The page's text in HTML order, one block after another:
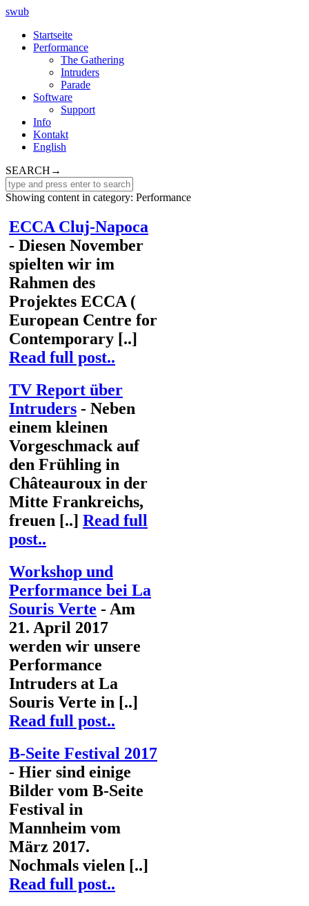
swub
Startseite
Performance
The Gathering
Intruders
Parade
Software
Support
Info
Kontakt
English
SEARCH →
Showing content in category: Performance
ECCA Cluj-Napoca
- Diesen November
spielten wir im
Rahmen des
Projektes ECCA (
European Centre for
Contemporary [..]
Read full post..
TV Report über
Intruders - Neben
einem kleinen
Vorgeschmack auf
den Frühling in
Châteauroux in der
Mitte Frankreichs,
freuen [..] Read full
post..
Workshop und
Performance bei La
Souris Verte - Am
21. April 2017
werden wir unsere
Performance
Intruders at La
Souris Verte in [..]
Read full post..
B-Seite Festival 2017
- Hier sind einige
Bilder vom B-Seite
Festival in
Mannheim vom
März 2017.
Nochmals vielen [..]
Read full post..